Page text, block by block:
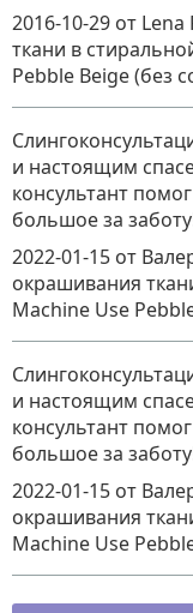
2016-10-29 от Lena
ткани в
Pebble Beige (без
и настоящим
консультант
большое за
2022-01-15 от
окрашивания
Machine Use
и настоящим
консультант
большое за
2022-01-15 от
окрашивания
Machine Use